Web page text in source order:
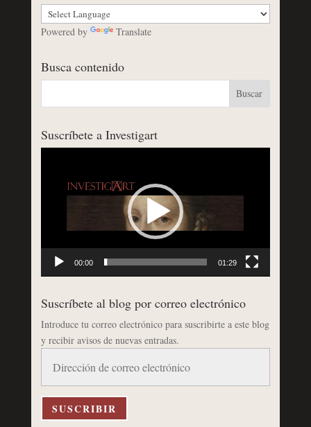
Powered by Translate
Busca contenido
Suscríbete a Investigart
00:00 01:29
Suscríbete al blog por correo electrónico
Introduce tu correo electrónico para suscribirte a este blog
y recibir avisos de nuevas entradas.
correo
electrónico
SUSCRIBIR